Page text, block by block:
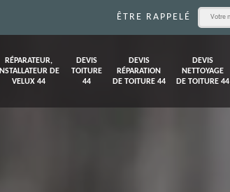
ÊTRE RAPPELÉ
RÉPARATEUR,
INSTALLATEUR DE
VELUX 44
DEVIS
TOITURE
44
DEVIS
RÉPARATION
DE TOITURE 44
DEVIS
NETTOYAGE
DE TOITURE 44